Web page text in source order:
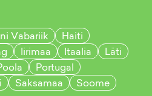
Vabariik
Haiti
Iirimaa Itaalia
Läti
Portugal
Saksamaa Soome